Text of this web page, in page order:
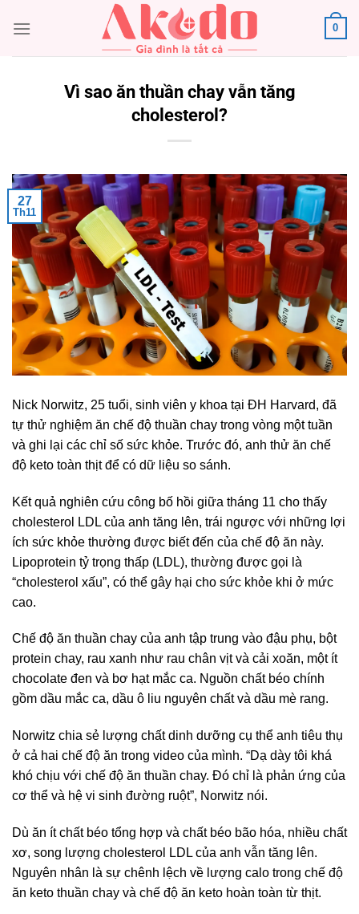
đến
0
Vì sao ăn thuần chay vẫn tăng
cholesterol?
27
Th11
Nick Norwitz, 25 tuổi, sinh viên y khoa tại ĐH Harvard, đã
tự thử nghiệm ăn chế độ thuần chay trong vòng một tuần
và ghi lại các chỉ số sức khỏe. Trước đó, anh thử ăn chế
độ keto toàn thịt để có dữ liệu so sánh.
Kết quả nghiên cứu công bố hồi giữa tháng 11 cho thấy
cholesterol LDL của anh tăng lên, trái ngược với những lợi
ích sức khỏe thường được biết đến của chế độ ăn này.
Lipoprotein tỷ trọng thấp (LDL), thường được gọi là
“cholesterol xấu”, có thể gây hại cho sức khỏe khi ở mức
cao.
Chế độ ăn thuần chay của anh tập trung vào đậu phụ, bột
protein chay, rau xanh như rau chân vịt và cải xoăn, một ít
chocolate đen và bơ hạt mắc ca. Nguồn chất béo chính
gồm dầu mắc ca, dầu ô liu nguyên chất và dầu mè rang.
Norwitz chia sẻ lượng chất dinh dưỡng cụ thể anh tiêu thụ
ở cả hai chế độ ăn trong video của mình. “Dạ dày tôi khá
khó chịu với chế độ ăn thuần chay. Đó chỉ là phản ứng của
cơ thể và hệ vi sinh đường ruột”, Norwitz nói.
Dù ăn ít chất béo tổng hợp và chất béo bão hóa, nhiều chất
xơ, song lượng cholesterol LDL của anh vẫn tăng lên.
Nguyên nhân là sự chênh lệch về lượng calo trong chế độ
ăn keto thuần chay và chế độ ăn keto hoàn toàn từ thịt.